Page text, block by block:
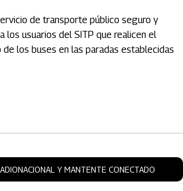
de transporte público seguro y
los usuarios del SITP que realicen el
los buses en las paradas establecidas
Y MANTENTE CONECTADO